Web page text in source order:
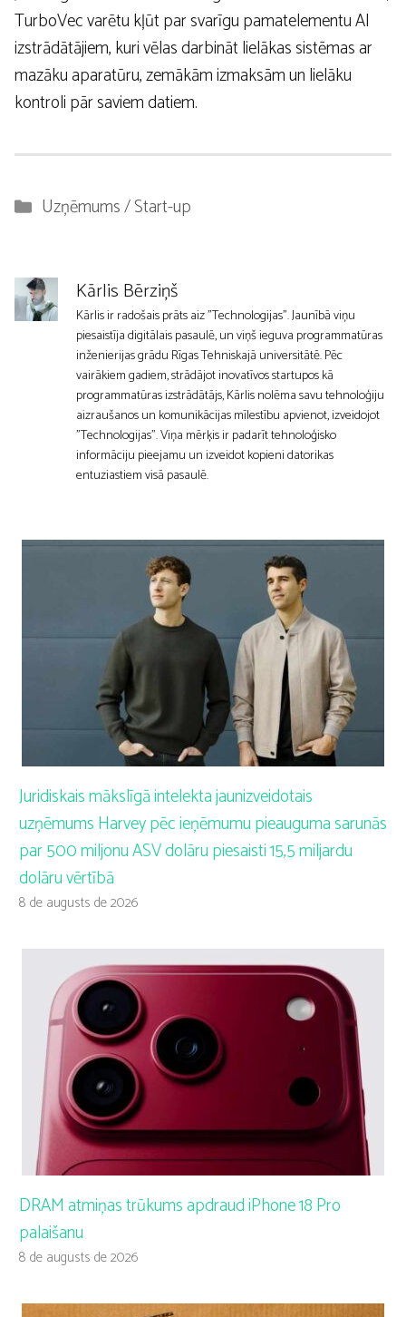
TurboVec varētu kļūt par svarīgu pamatelementu AI
izstrādātājiem, kuri vēlas darbināt lielākas sistēmas ar
mazāku aparatūru, zemākām izmaksām un lielāku
kontroli pār saviem datiem.
Kategorijas
Uzņēmums / Start-up
Kārlis Bērziņš
Kārlis ir radošais prāts aiz "Technologijas". Jaunībā viņu
piesaistīja digitālais pasaulē, un viņš ieguva programmatūras
inženierijas grādu Rīgas Tehniskajā universitātē. Pēc
vairākiem gadiem, strādājot inovatīvos startupos kā
programmatūras izstrādātājs, Kārlis nolēma savu tehnoloģiju
aizraušanos un komunikācijas mīlestību apvienot, izveidojot
"Technologijas". Viņa mērķis ir padarīt tehnoloģisko
informāciju pieejamu un izveidot kopieni datorikas
entuziastiem visā pasaulē.
Juridiskais mākslīgā intelekta jaunizveidotais
uzņēmums Harvey pēc ieņēmumu pieauguma sarunās
par 500 miljonu ASV dolāru piesaisti 15,5 miljardu
dolāru vērtībā
8 de augusts de 2026
DRAM atmiņas trūkums apdraud iPhone 18 Pro
palaišanu
8 de augusts de 2026